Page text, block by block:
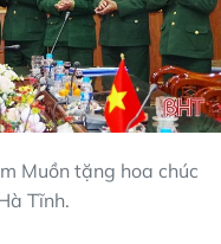
Muồn tặng hoa chúc
Tĩnh.